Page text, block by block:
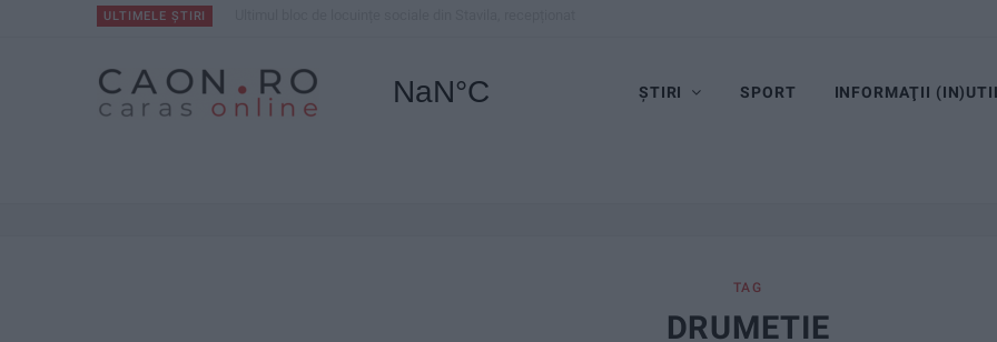
ULTIMELE ȘTIRI
ȘTIRI SPORT INFORMAŢII
TAG
DRUMETIE